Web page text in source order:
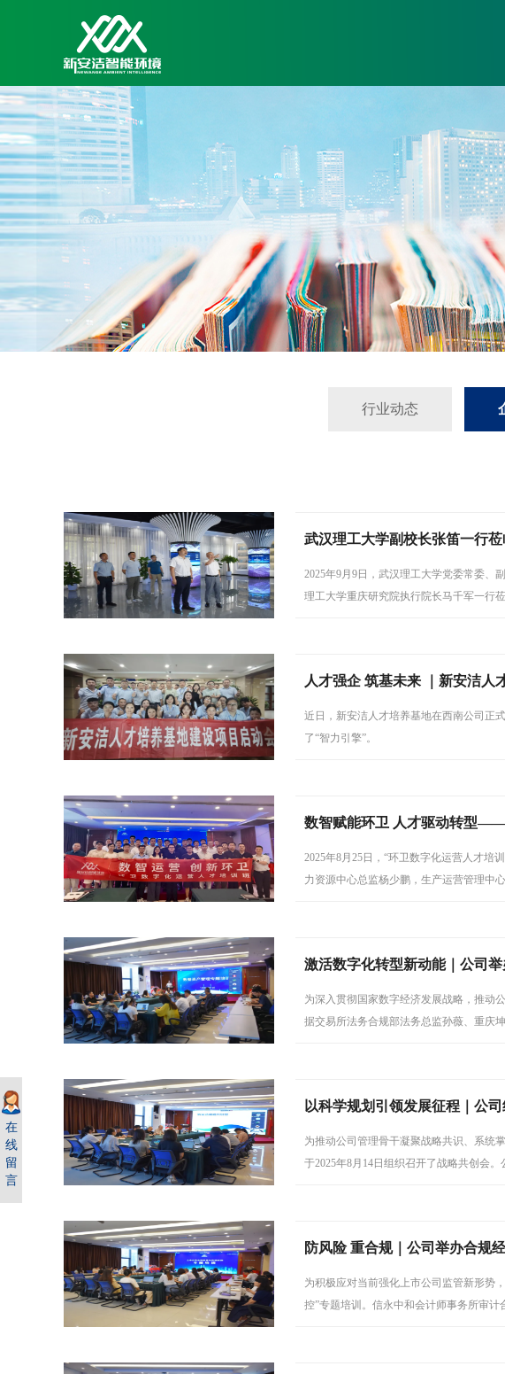
行业动态
武汉理工大学副校长张笛一行
2025年9月9日，武汉理工大学党委常委、
理工大学重庆研究院执行院长马千军一行
人才强企 筑基未来 ｜新安洁人
近日，新安洁人才培养基地在西南公司正
了“智力引擎”。
数智赋能环卫 人才驱动转型
2025年8月25日，“环卫数字化运营人才培
力资源中心总监杨少鹏，生产运营管理中
激活数字化转型新动能｜公司举
为深入贯彻国家数字经济发展战略，推动
据交易所法务合规部法务总监孙薇、重庆
以科学规划引领发展征程｜公
为推动公司管理骨干凝聚战略共识、系统
于2025年8月14日组织召开了战略共创会
防风险 重合规｜公司举办合规
为积极应对当前强化上市公司监管新形势
控”专题培训。信永中和会计师事务所审
在
线
留
言